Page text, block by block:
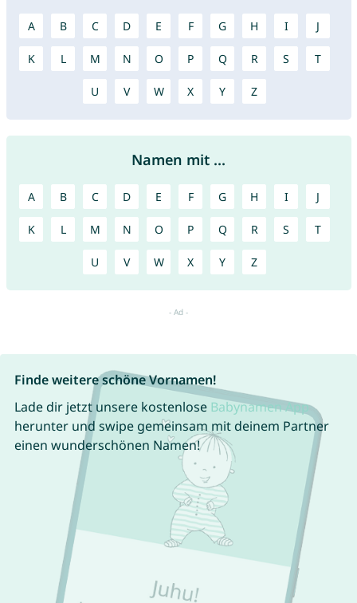
A B C D E F G H I J
K L M N O P Q R S T
U V W X Y Z
Namen mit ...
A B C D E F G H I J
K L M N O P Q R S T
U V W X Y Z
Finde weitere schöne Vornamen!
Lade dir jetzt unsere kostenlose Babynamen App
herunter und swipe gemeinsam mit deinem Partner
einen wunderschönen Namen!